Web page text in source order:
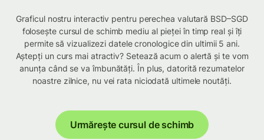
Graficul nostru interactiv pentru perechea valutară BSD–SGD
folosește cursul de schimb mediu al pieței în timp real și îți
permite să vizualizezi datele cronologice din ultimii 5 ani.
Aștepți un curs mai atractiv? Setează acum o alertă și te vom
anunța când se va îmbunătăți. În plus, datorită rezumatelor
noastre zilnice, nu vei rata niciodată ultimele noutăți.
Urmărește cursul de schimb